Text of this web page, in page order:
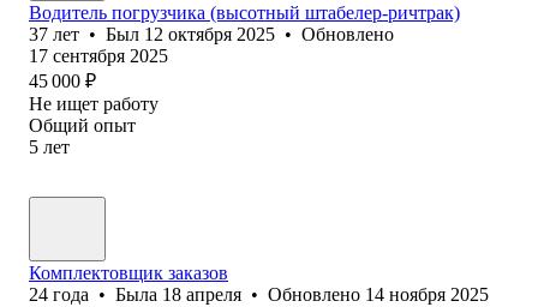
Водитель погрузчика (высотный штабелер-ричтрак)
37 лет • Был 12 октября 2025 • Обновлено
17 сентября 2025
45 000 ₽
Не ищет работу
Общий опыт
5 лет
Комплектовщик заказов
24 года • Была 18 апреля • Обновлено 14 ноября 2025